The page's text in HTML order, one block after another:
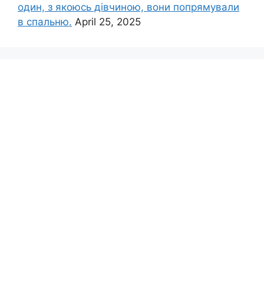
один, з якоюсь дівчиною, вони попрямували
в спальню. April 25, 2025